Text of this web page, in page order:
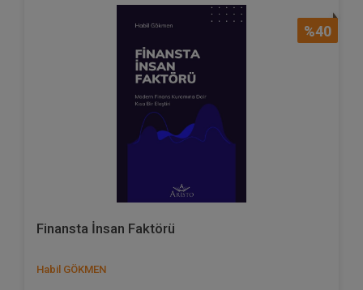
%40
Finansta İnsan Faktörü
Habil GÖKMEN